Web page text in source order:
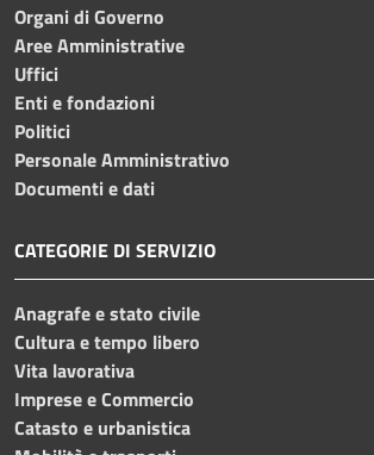
Organi di Governo
Aree Amministrative
Uffici
Enti e fondazioni
Politici
Personale Amministrativo
Documenti e dati
CATEGORIE DI SERVIZIO
Anagrafe e stato civile
Cultura e tempo libero
Vita lavorativa
Imprese e Commercio
Catasto e urbanistica